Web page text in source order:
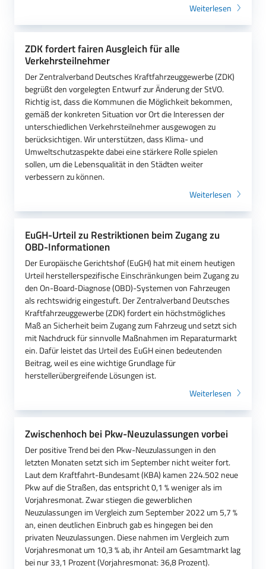
Weiterlesen
ZDK fordert fairen Ausgleich für alle
Verkehrsteilnehmer
Der Zentralverband Deutsches Kraftfahrzeuggewerbe (ZDK)
begrüßt den vorgelegten Entwurf zur Änderung der StVO.
Richtig ist, dass die Kommunen die Möglichkeit bekommen,
gemäß der konkreten Situation vor Ort die Interessen der
unterschiedlichen Verkehrsteilnehmer ausgewogen zu
berücksichtigen. Wir unterstützen, dass Klima- und
Umweltschutzaspekte dabei eine stärkere Rolle spielen
sollen, um die Lebensqualität in den Städten weiter
verbessern zu können.
Weiterlesen
EuGH-Urteil zu Restriktionen beim Zugang zu
OBD-Informationen
Der Europäische Gerichtshof (EuGH) hat mit einem heutigen
Urteil herstellerspezifische Einschränkungen beim Zugang zu
den On-Board-Diagnose (OBD)-Systemen von Fahrzeugen
als rechtswidrig eingestuft. Der Zentralverband Deutsches
Kraftfahrzeuggewerbe (ZDK) fordert ein höchstmögliches
Maß an Sicherheit beim Zugang zum Fahrzeug und setzt sich
mit Nachdruck für sinnvolle Maßnahmen im Reparaturmarkt
ein. Dafür leistet das Urteil des EuGH einen bedeutenden
Beitrag, weil es eine wichtige Grundlage für
herstellerübergreifende Lösungen ist.
Weiterlesen
Zwischenhoch bei Pkw-Neuzulassungen vorbei
Der positive Trend bei den Pkw-Neuzulassungen in den
letzten Monaten setzt sich im September nicht weiter fort.
Laut dem Kraftfahrt-Bundesamt (KBA) kamen 224.502 neue
Pkw auf die Straßen, das entspricht 0,1 % weniger als im
Vorjahresmonat. Zwar stiegen die gewerblichen
Neuzulassungen im Vergleich zum September 2022 um 5,7 %
an, einen deutlichen Einbruch gab es hingegen bei den
privaten Neuzulassungen. Diese nahmen im Vergleich zum
Vorjahresmonat um 10,3 % ab, ihr Anteil am Gesamtmarkt lag
bei nur 33,1 Prozent (Vorjahresmonat: 36,8 Prozent).